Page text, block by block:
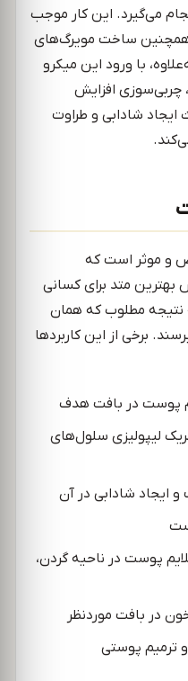
می‌گیرد. این کار موجب
همچنین ساخت مویرگ‌های
با ورود این میکرو
چربی‌سوزی افزایش
شادابی و طراوت
و موثر است که
بهترین متد برای کسانی
مطلوب که همان
برخی از این کاربرد‌ها
پوست در بافت هدف
لیپولیزی سلول‌های
ایجاد شادابی در آن
پوست در ناحیه‌ گردن،
در بافت موردنظر
ترمیم پوستی